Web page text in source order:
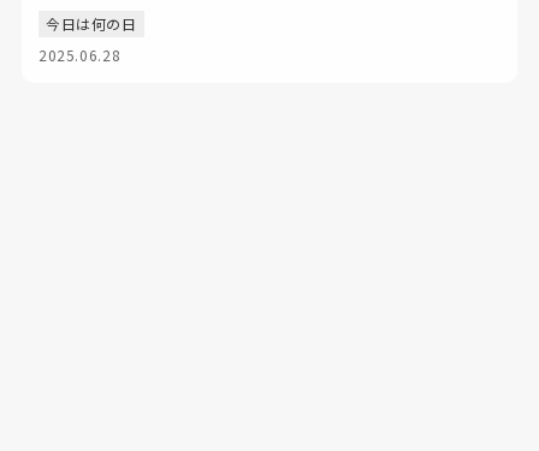
今日は何の日
2025.06.28